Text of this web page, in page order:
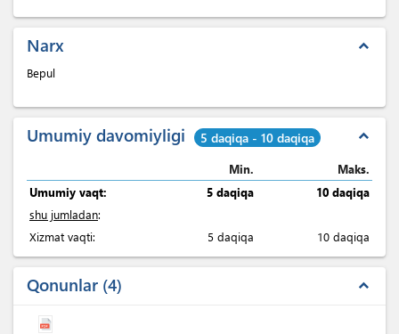
Narx expand_less
Bepul
Umumiy davomiyligi 5 daqiqa - 10 daqiqa expand_less
Min.
Maks.
Umumiy vaqt:
5 daqiqa
10 daqiqa
shu jumladan:
Xizmat vaqti:
5 daqiqa 10 daqiqa
Qonunlar 4 expand_less